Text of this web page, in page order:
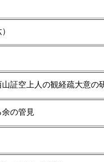
証空上人の観経疏大意の
の管見